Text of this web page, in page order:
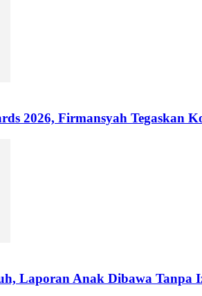
2026, Firmansyah Tegaskan
Laporan Anak Dibawa Tanpa